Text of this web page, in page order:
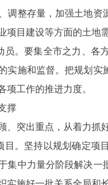
调整存量，加强土地
项目建设等方面的土地
要集全市之力、各方
实施和监督。把规划
项工作的推进力度。
撑
突出重点，从着力抓
坚持以规划确定项目
集中力量分阶段解决